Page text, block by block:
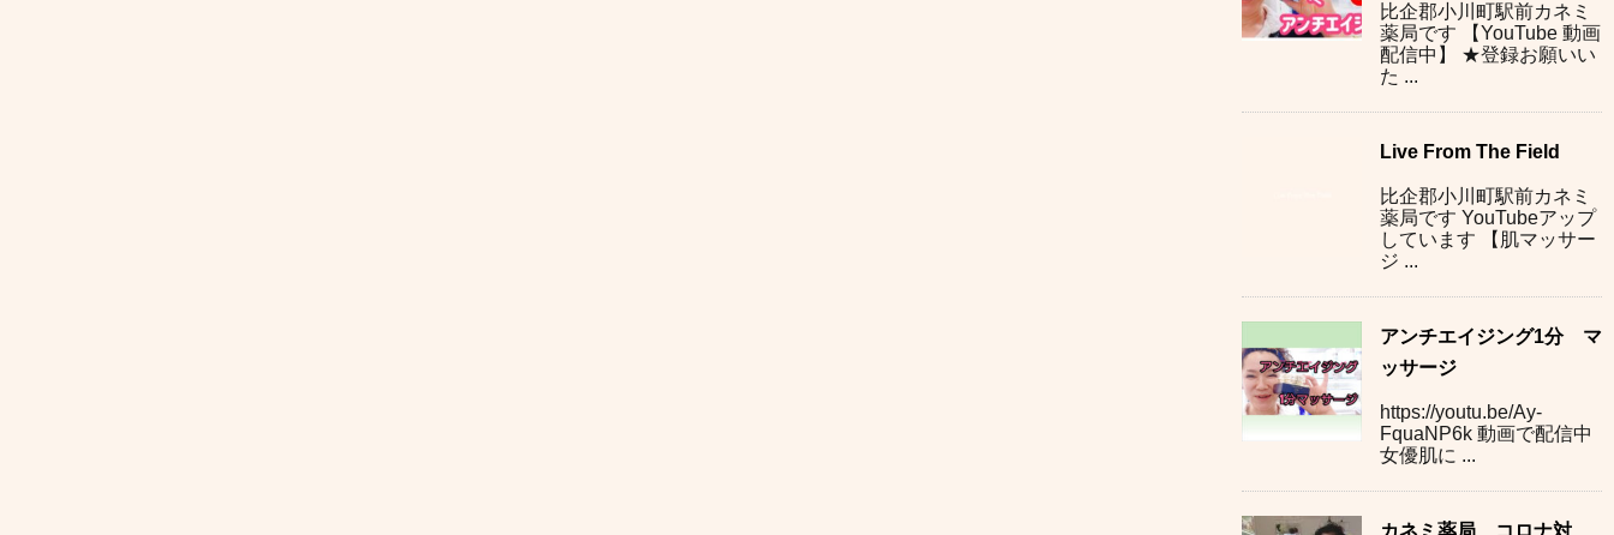
比企郡小川町駅前カネミ
薬局です 【YouTube 動画
配信中】 ★登録お願いい
た ...
Live From The Field
比企郡小川町駅前カネミ
薬局です YouTubeアップ
しています 【肌マッサー
ジ ...
アンチエイジング1分 マ
ッサージ
https://youtu.be/Ay-
FquaNP6k 動画で配信中
女優肌に ...
カネミ薬局 コロナ対